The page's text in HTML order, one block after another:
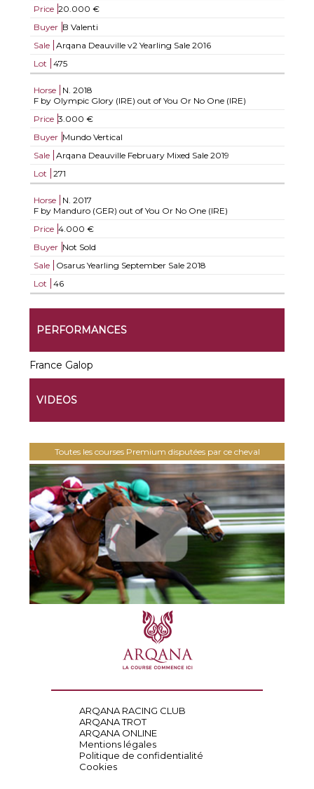
Price 20.000 €
Buyer B Valenti
Sale
Arqana Deauville v2 Yearling Sale 2016
Lot
475
Horse N. 2018
F by Olympic Glory (IRE) out of You Or No One (IRE)
Price 3.000 €
Buyer Mundo Vertical
Sale
Arqana Deauville February Mixed Sale 2019
Lot
271
Horse N. 2017
F by Manduro (GER) out of You Or No One (IRE)
Price 4.000 €
Buyer Not Sold
Sale
Osarus Yearling September Sale 2018
Lot
46
PERFORMANCES
France Galop
VIDEOS
Toutes les courses Premium disputées par ce cheval
ARQANA RACING CLUB
ARQANA TROT
ARQANA ONLINE
Mentions légales
Politique de confidentialité
Cookies